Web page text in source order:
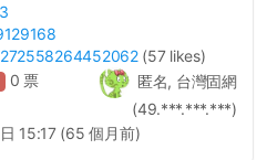
(57 likes)
匿名, 台灣固網
(49.***.***.***)
0 票
15:17 (65 個月前)